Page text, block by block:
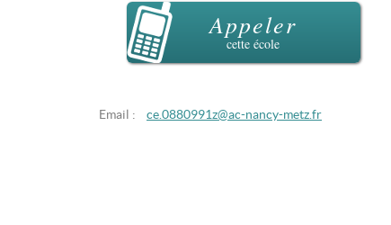
Appeler
cette école
Email : ce.0880991z@ac-nancy-metz.fr